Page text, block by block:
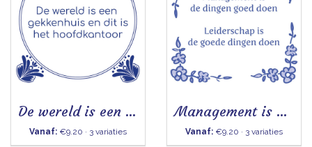
De wereld is een gekkenhuis - Tegeltje
Vanaf: €9.20 · 3 variaties
Management is de dingen goed doen
Vanaf: €9.20 · 3 variaties